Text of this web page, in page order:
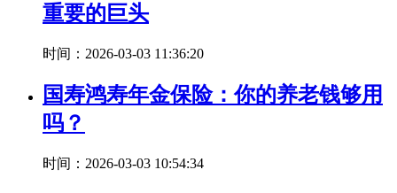
重要的巨头
时间：2026-03-03 11:36:20
国寿鸿寿年金保险：你的养老钱够用
吗？
时间：2026-03-03 10:54:34